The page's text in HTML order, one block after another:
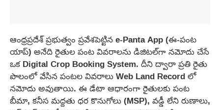
ఆంధ్రప్రదేశ్ ప్రభుత్వం ప్రవేశపెట్టిన e-Panta App (ఈ-పంట
యాప్) అనేది రైతుల పంట వివరాలను డిజిటల్‌గా నమోదు చేసే
ఒక Digital Crop Booking System. దీని ద్వారా ప్రతి రైతు
పొలంలో వేసిన పంటల వివరాలు Web Land Record లో
నమోదు అవుతాయి. ఈ డేటా ఆధారంగా రైతులకు పంట
బీమా, కనీస మద్దతు ధర కొనుగోలు (MSP), వడ్డీ లేని రుణాలు,